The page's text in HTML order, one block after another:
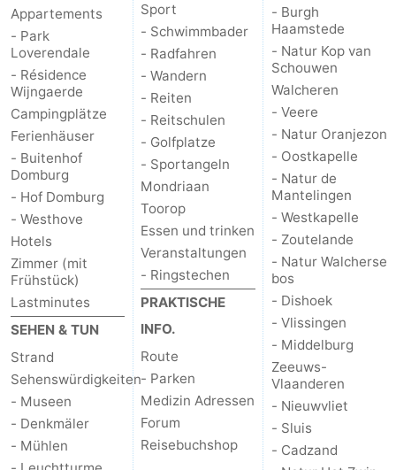
Appartements
- Park
Loverendale
- Résidence
Wijngaerde
Campingplätze
Ferienhäuser
- Buitenhof
Domburg
- Hof Domburg
- Westhove
Hotels
Zimmer (mit
Frühstück)
Lastminutes
SEHEN & TUN
Strand
Sehenswürdigkeiten
- Museen
- Denkmäler
- Mühlen
Sport
- Schwimmbader
- Radfahren
- Wandern
- Reiten
- Reitschulen
- Golfplatze
- Sportangeln
Mondriaan
Toorop
Essen und trinken
Veranstaltungen
- Ringstechen
PRAKTISCHE
INFO.
Route
- Parken
Medizin Adressen
Forum
Reisebuchshop
- Burgh
Haamstede
- Natur Kop van
Schouwen
Walcheren
- Veere
- Natur Oranjezon
- Oostkapelle
- Natur de
Mantelingen
- Westkapelle
- Zoutelande
- Natur Walcherse
bos
- Dishoek
- Vlissingen
- Middelburg
Zeeuws-
Vlaanderen
- Nieuwvliet
- Sluis
- Cadzand